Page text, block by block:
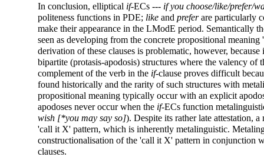
In conclusion, elliptical if-ECs --- if you choose/like/prefer/
politeness functions in PDE; like and preferare particularly
make their appearance in the LModE period. Semantically
seen as developing from the concrete propositional
derivation of these clauses is problematic, however,
bipartite (protasis-apodosis) structures where the valency of
complement of the verb in the if-clause proves difficult
found historically and the rarity of such structures with
propositional meaning typically occur with an explicit
apodoses never occur when the if-ECs function
wish [*you may say so]). Despite its rather late attestation,
'call it X' pattern, which is inherently metalinguistic.
constructionalisation of the 'call it X' pattern in conjunction
clauses.